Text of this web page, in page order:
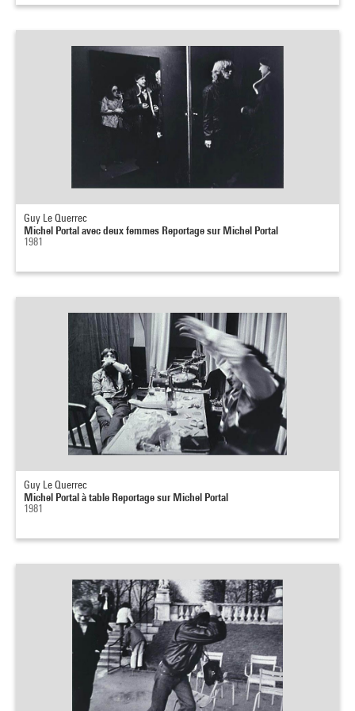
Guy Le Querrec
Michel Portal avec deux femmes Reportage sur Michel Portal
1981
Guy Le Querrec
Michel Portal à table Reportage sur Michel Portal
1981